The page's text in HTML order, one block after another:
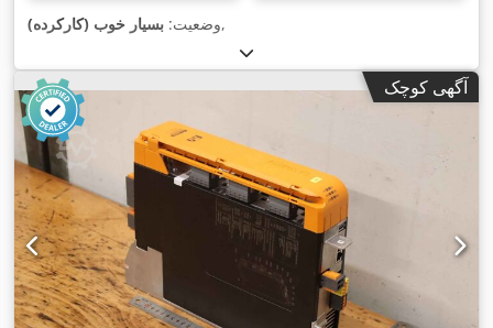
وضعیت: بسیار خوب (کارکرده) ,
آگهی کوچک